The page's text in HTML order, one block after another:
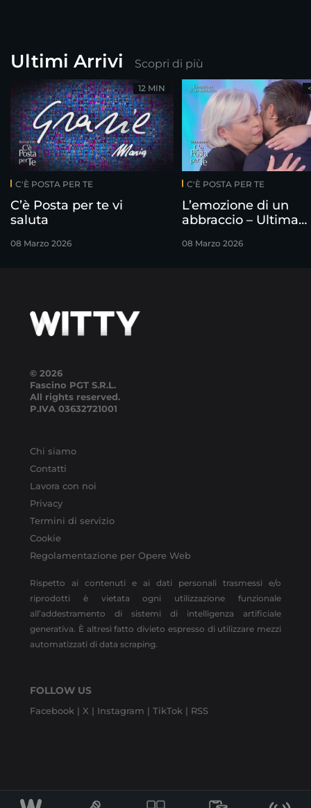
Ultimi Arrivi Scopri di più
C'È POSTA PER TE
C’è Posta per te vi
saluta
08 Marzo 2026
12 MIN
C'È POSTA PER TE
L’emozione di un
abbraccio – Ultima
08 Marzo 2026
© 2026
Fascino PGT S.R.L.
All rights reserved.
P.IVA 03632721001
Chi siamo
Contatti
Lavora con noi
Privacy
Termini di servizio
Cookie
Regolamentazione per Opere Web
Rispetto ai contenuti e ai dati personali trasmessi e/o
riprodotti è vietata ogni utilizzazione funzionale
all’addestramento di sistemi di intelligenza artificiale
generativa. È altresì fatto divieto espresso di utilizzare mezzi
automatizzati di data scraping.
FOLLOW US
Facebook | X | Instagram | TikTok | RSS